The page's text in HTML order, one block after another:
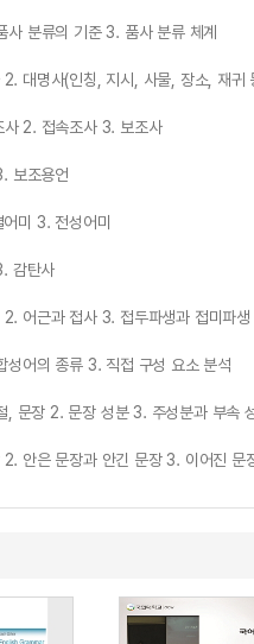
사 분류의 기준 3. 품사 분류 체계
2. 대명사(인칭, 지시, 사물, 장소, 재귀
사 2. 접속조사 3. 보조사
보조용언
미 3. 전성어미
감탄사
2. 어근과 접사 3. 접두파생과 접미파생
성어의 종류 3. 직접 구성 요소 분석
, 문장 2. 문장 성분 3. 주성분과 부속
2. 안은 문장과 안긴 문장 3. 이어진 문